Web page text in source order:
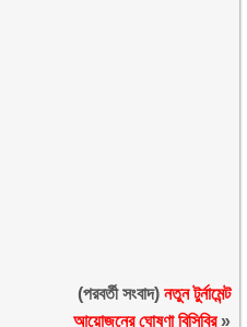
(পরবর্তী সংবাদ) নতুন টুর্নামেন্ট
আয়োজনের ঘোষণা বিসিবির»